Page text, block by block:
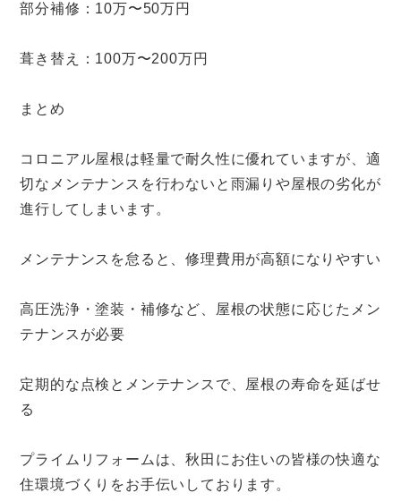
部分補修：10万〜50万円
葺き替え：100万〜200万円
まとめ
コロニアル屋根は軽量で耐久性に優れていますが、適
切なメンテナンスを行わないと雨漏りや屋根の劣化が
進行してしまいます。
メンテナンスを怠ると、修理費用が高額になりやすい
高圧洗浄・塗装・補修など、屋根の状態に応じたメン
テナンスが必要
定期的な点検とメンテナンスで、屋根の寿命を延ばせ
る
プライムリフォームは、秋田にお住いの皆様の快適な
住環境づくりをお手伝いしております。